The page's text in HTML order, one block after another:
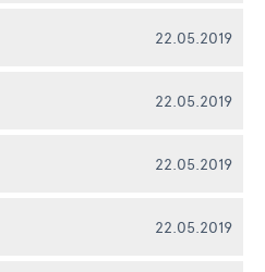
22.05.2019
22.05.2019
22.05.2019
22.05.2019